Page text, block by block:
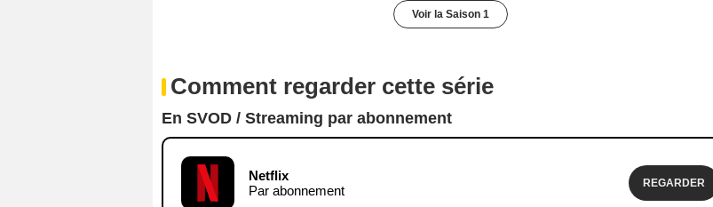
Voir la Saison 1
Comment regarder cette série
En SVOD / Streaming par abonnement
Netflix
Par abonnement
REGARDER